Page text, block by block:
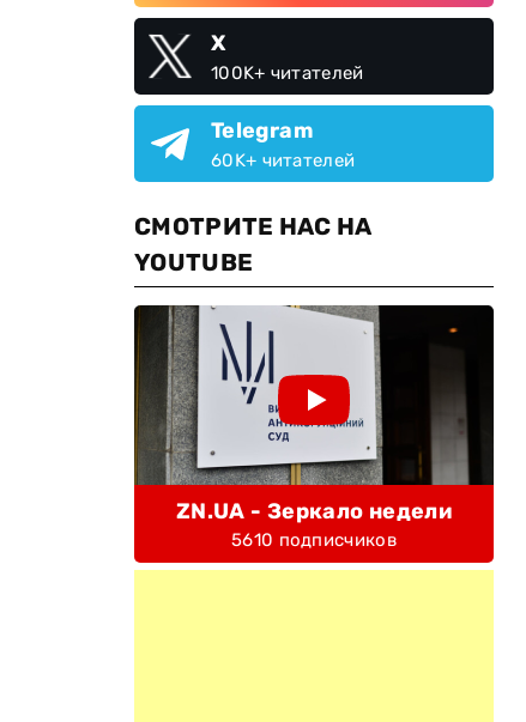
X
100K+ читателей
Telegram
60K+ читателей
СМОТРИТЕ НАС НА
YOUTUBE
ZN.UA - Зеркало недели
5610 подписчиков